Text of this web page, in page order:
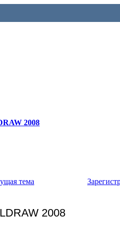
2008
тема
2008